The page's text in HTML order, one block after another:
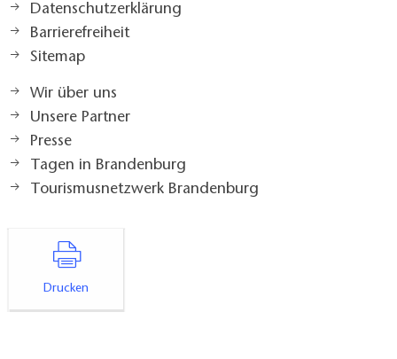
Datenschutzerklärung
Barrierefreiheit
Sitemap
Wir über uns
Unsere Partner
Presse
Tagen in Brandenburg
Tourismusnetzwerk Brandenburg
Drucken